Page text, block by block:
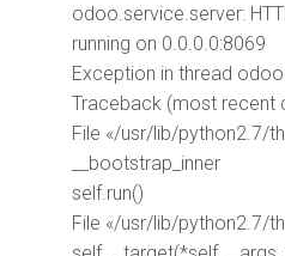
odoo.service.server:
running on 0.0.0.0:8069
Exception in thread
Traceback (most recent
File «/usr/lib/python2.7/
__bootstrap_inner
self.run()
File «/usr/lib/python2.7/